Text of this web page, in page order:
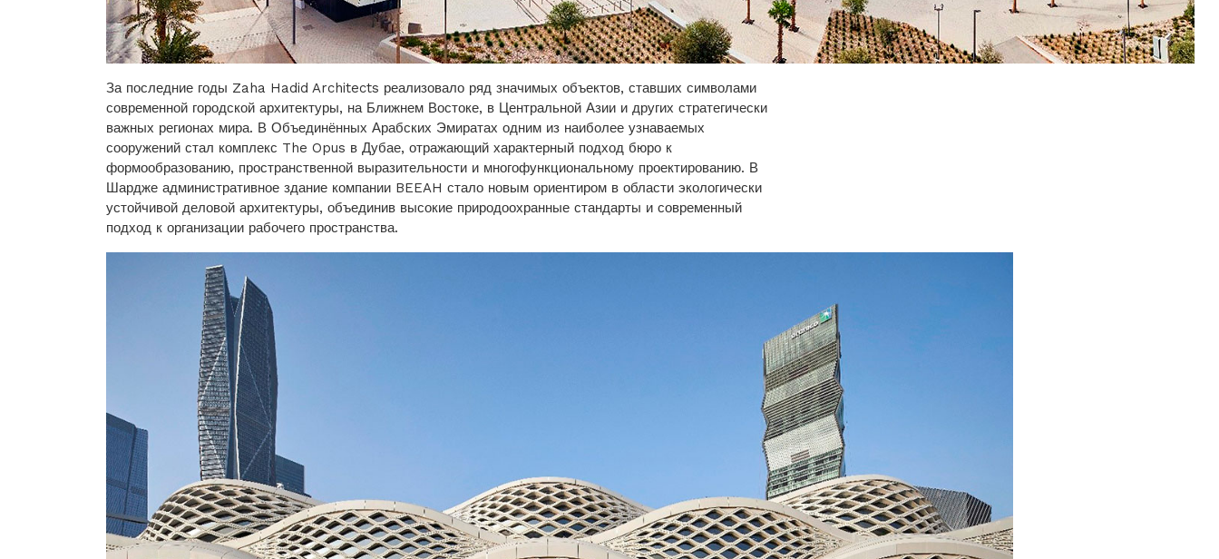
За последние годы Zaha Hadid Architects реализовало ряд значимых объектов, ставших символами
современной городской архитектуры, на Ближнем Востоке, в Центральной Азии и других стратегически
важных регионах мира. В Объединённых Арабских Эмиратах одним из наиболее узнаваемых
сооружений стал комплекс The Opus в Дубае, отражающий характерный подход бюро к
формообразованию, пространственной выразительности и многофункциональному проектированию. В
Шардже административное здание компании BEEAH стало новым ориентиром в области экологически
устойчивой деловой архитектуры, объединив высокие природоохранные стандарты и современный
подход к организации рабочего пространства.